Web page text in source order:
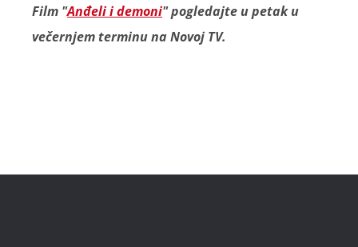
Film "Anđeli i demoni" pogledajte u petak u
večernjem terminu na Novoj TV.